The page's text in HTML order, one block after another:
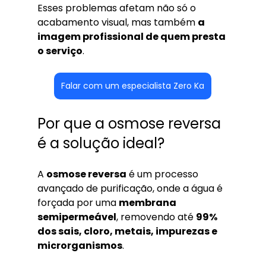
Esses problemas afetam não só o
acabamento visual, mas também a
imagem profissional de quem presta
o serviço.
Falar com um especialista Zero Ka
Por que a osmose reversa
é a solução ideal?
A osmose reversa é um processo
avançado de purificação, onde a água é
forçada por uma membrana
semipermeável, removendo até 99%
dos sais, cloro, metais, impurezas e
microrganismos.